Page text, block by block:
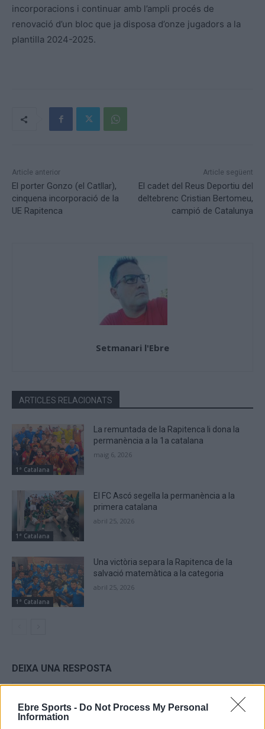
Ebre Sports - Do Not Process My Personal
Information
incorporacions i continuar amb l’ampli procés de
renovació d’un bloc que ja disposa d’onze jugadors a la
plantilla 2024-2025.
Article anterior
El porter Gonzo (el Catllar),
cinquena incorporació de la
UE Rapitenca
Article següent
El cadet del Reus Deportiu del
deltebrenc Cristian Bertomeu,
campió de Catalunya
Setmanari l'Ebre
ARTICLES RELACIONATS
1ª Catalana
La remuntada de la Rapitenca li dona la
permanència a la 1a catalana
maig 6, 2026
1ª Catalana
El FC Ascó segella la permanència a la
primera catalana
abril 25, 2026
1ª Catalana
Una victòria separa la Rapitenca de la
salvació matemàtica a la categoria
abril 25, 2026
DEIXA UNA RESPOSTA